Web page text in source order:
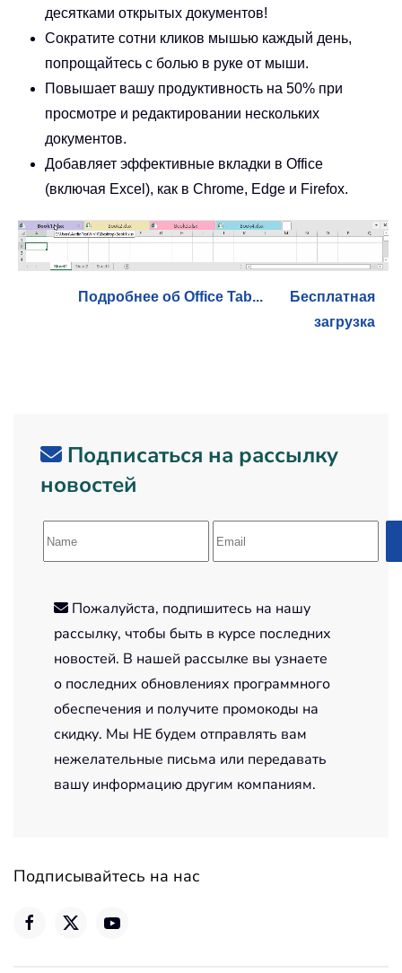
десятками открытых документов!
Сократите сотни кликов мышью каждый день,
попрощайтесь с болью в руке от мыши.
Повышает вашу продуктивность на 50% при
просмотре и редактировании нескольких
документов.
Добавляет эффективные вкладки в Office
(включая Excel), как в Chrome, Edge и Firefox.
Подробнее об Office Tab...
Бесплатная
загрузка
Подписаться на рассылку
новостей
Пожалуйста, подпишитесь на нашу
рассылку, чтобы быть в курсе последних
новостей. В нашей рассылке вы узнаете
о последних обновлениях программного
обеспечения и получите промокоды на
скидку. Мы НЕ будем отправлять вам
нежелательные письма или передавать
вашу информацию другим компаниям.
Подписывайтесь на нас